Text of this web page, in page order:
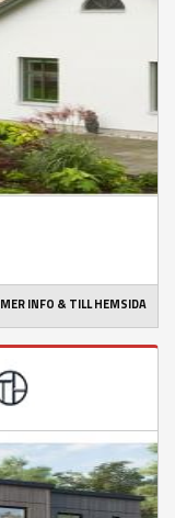
MER INFO & TILL HEMSIDA